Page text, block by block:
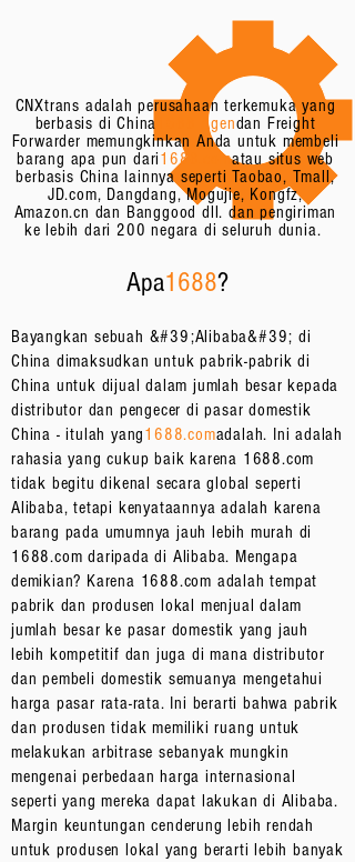
CNXtrans adalah perusahaan terkemuka yang
berbasis di China 1688 Agendan Freight
Forwarder memungkinkan Anda untuk membeli
barang apa pun dari1688.comatau situs web
berbasis China lainnya seperti Taobao, Tmall,
JD.com, Dangdang, Mogujie, Kongfz,
Amazon.cn dan Banggood dll. dan pengiriman
ke lebih dari 200 negara di seluruh dunia.
Apa1688?
Bayangkan sebuah &#39;Alibaba&#39; di
China dimaksudkan untuk pabrik-pabrik di
China untuk dijual dalam jumlah besar kepada
distributor dan pengecer di pasar domestik
China - itulah yang1688.comadalah. Ini adalah
rahasia yang cukup baik karena 1688.com
tidak begitu dikenal secara global seperti
Alibaba, tetapi kenyataannya adalah karena
barang pada umumnya jauh lebih murah di
1688.com daripada di Alibaba. Mengapa
demikian? Karena 1688.com adalah tempat
pabrik dan produsen lokal menjual dalam
jumlah besar ke pasar domestik yang jauh
lebih kompetitif dan juga di mana distributor
dan pembeli domestik semuanya mengetahui
harga pasar rata-rata. Ini berarti bahwa pabrik
dan produsen tidak memiliki ruang untuk
melakukan arbitrase sebanyak mungkin
mengenai perbedaan harga internasional
seperti yang mereka dapat lakukan di Alibaba.
Margin keuntungan cenderung lebih rendah
untuk produsen lokal yang berarti lebih banyak